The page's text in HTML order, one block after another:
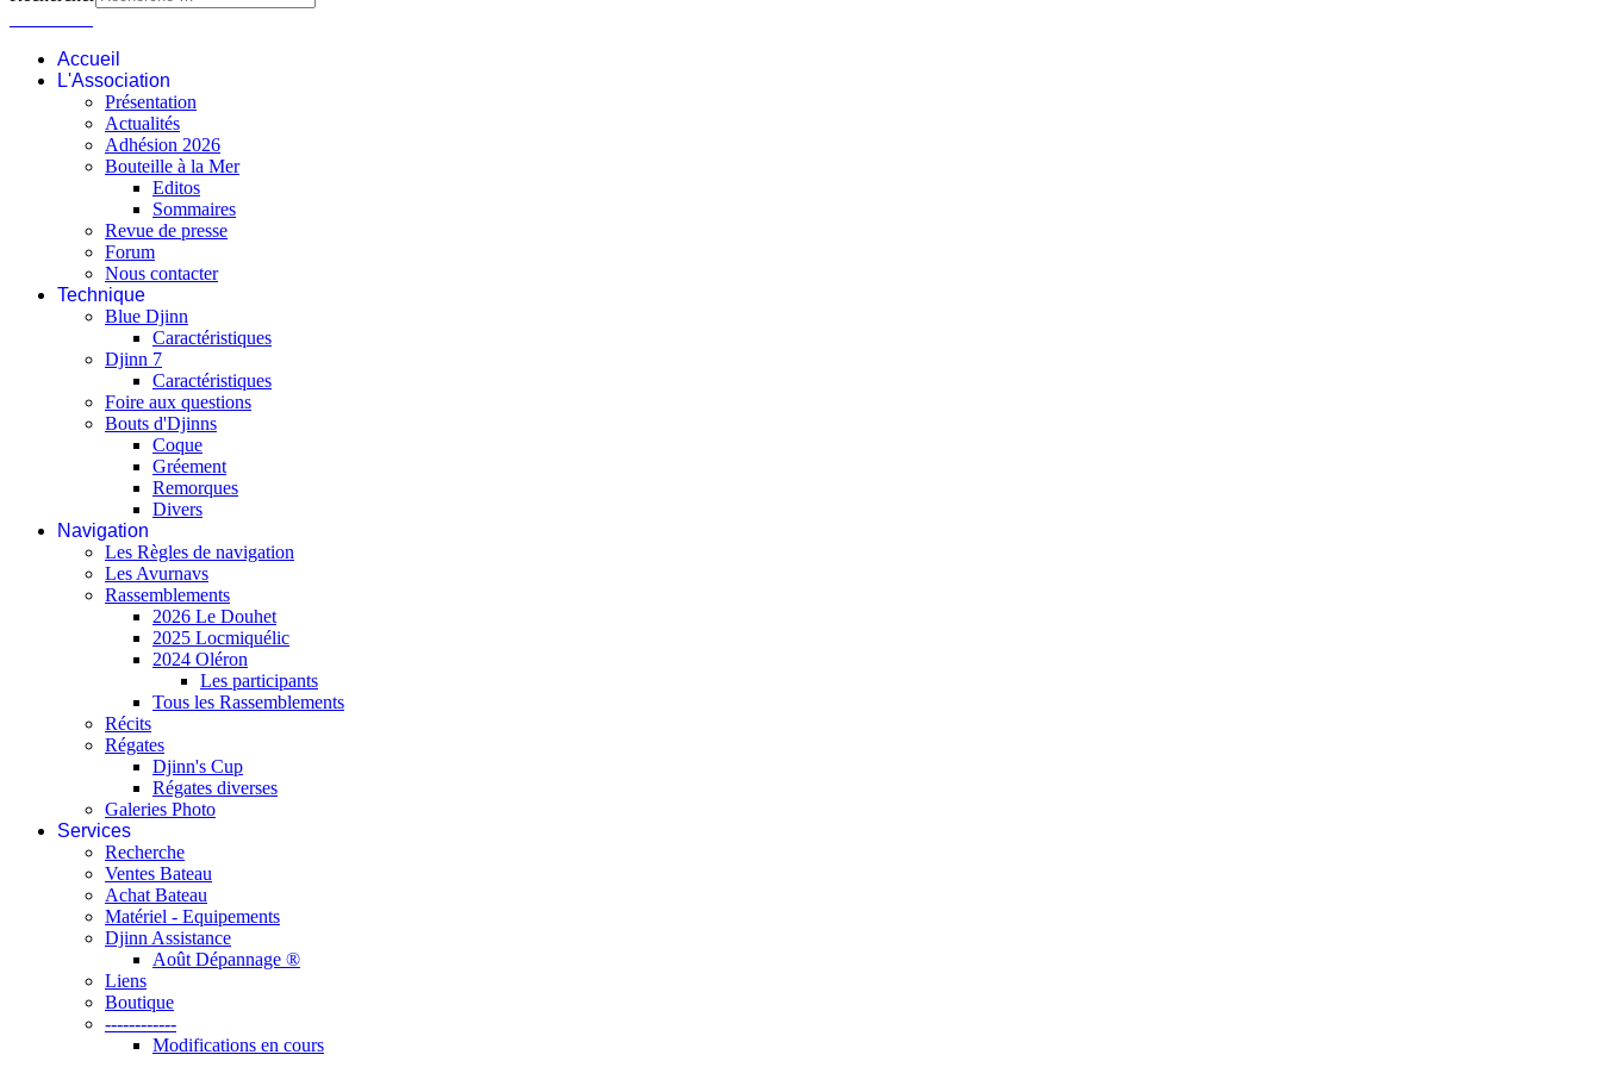
Accueil
L'Association
Présentation
Actualités
Adhésion 2026
Bouteille à la Mer
Editos
Sommaires
Revue de presse
Forum
Nous contacter
Technique
Blue Djinn
Caractéristiques
Djinn 7
Caractéristiques
Foire aux questions
Bouts d'Djinns
Coque
Gréement
Remorques
Divers
Navigation
Les Règles de navigation
Les Avurnavs
Rassemblements
2026 Le Douhet
2025 Locmiquélic
2024 Oléron
Les participants
Tous les Rassemblements
Récits
Régates
Djinn's Cup
Régates diverses
Galeries Photo
Services
Recherche
Ventes Bateau
Achat Bateau
Matériel - Equipements
Djinn Assistance
Août Dépannage ®
Liens
Boutique
------------
Modifications en cours